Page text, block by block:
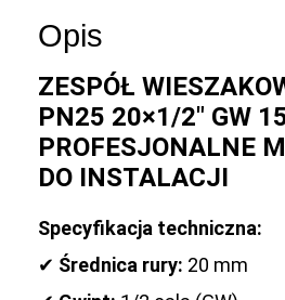
Opis
ZESPÓŁ
PN25 20×1/2″ GW
PROFESJONALNE
DO INSTALACJI
Specyfikacja techniczna:
✔ Średnica rury: 20 mm